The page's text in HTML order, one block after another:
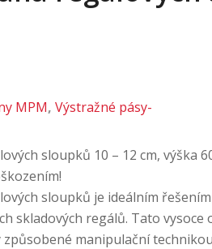
MPM, Výstražné pásy-
sloupků 10 – 12 cm, výška
sloupků je ideálním
skladových regálů. Tato
manipulační